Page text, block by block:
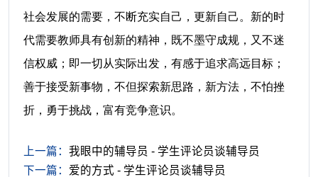
社会发展的需要，不断充实自己，更新自己。新的时
代需要教师具有创新的精神，既不墨守成规，又不迷
信权威；即一切从实际出发，有感于追求高远目标；
善于接受新事物，不但探索新思路，新方法，不怕挫
折，勇于挑战，富有竞争意识。
上一篇： 我眼中的辅导员 - 学生评论员谈辅导员
下一篇： 爱的方式 - 学生评论员谈辅导员